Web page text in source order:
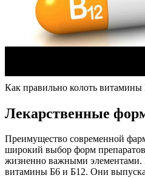
Как правильно колоть
Лекарственные
Преимущество современной
широкий выбор форм
жизненно важными элементами.
витамины Б6 и Б12. Они